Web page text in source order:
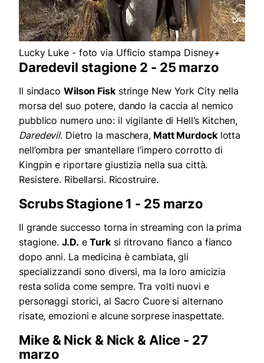
Lucky Luke - foto via Ufficio stampa Disney+
Daredevil stagione 2 - 25 marzo
Il sindaco Wilson Fiskstringe New York City nella
morsa del suo potere, dando la caccia al nemico
pubblico numero uno: il vigilante di Hell’s Kitchen,
Daredevil. Dietro la maschera, Matt Murdocklotta
nell’ombra per smantellare l’impero corrotto di
Kingpin e riportare giustizia nella sua città.
Resistere. Ribellarsi. Ricostruire.
Scrubs Stagione 1 - 25 marzo
Il grande successo torna in streaming con la prima
stagione.J.D. eTurksi ritrovano fianco a fianco
dopo anni. La medicina è cambiata, gli
specializzandi sono diversi, ma la loro amicizia
resta solida come sempre. Tra volti nuovi e
personaggi storici, al Sacro Cuore si alternano
risate, emozioni e alcune sorprese inaspettate.
Mike & Nick & Nick & Alice - 27
marzo